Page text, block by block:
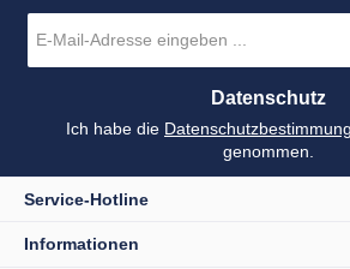
Mail-
*
Datenschutz
Ich habe die
genommen.
Service-Hotline
Informationen